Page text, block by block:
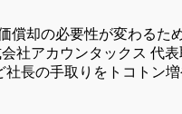
却の必要性が変わるた
社アカウンタックス 代
長の手取りをトコトン